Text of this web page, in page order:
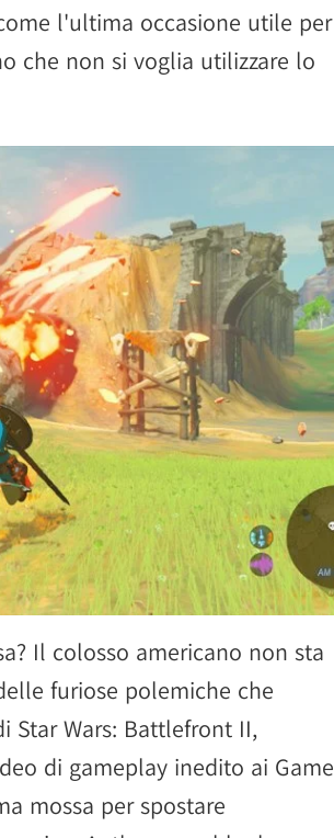
l'ultima occasione utile per
che non si voglia utilizzare lo
Il colosso americano non sta
furiose polemiche che
Star Wars: Battlefront II,
di gameplay inedito ai Game
mossa per spostare